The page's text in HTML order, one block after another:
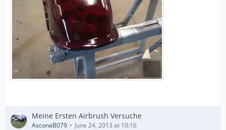
Meine Ersten Airbrush Versuche
AsconaB079 June 24, 2013 at 10:16